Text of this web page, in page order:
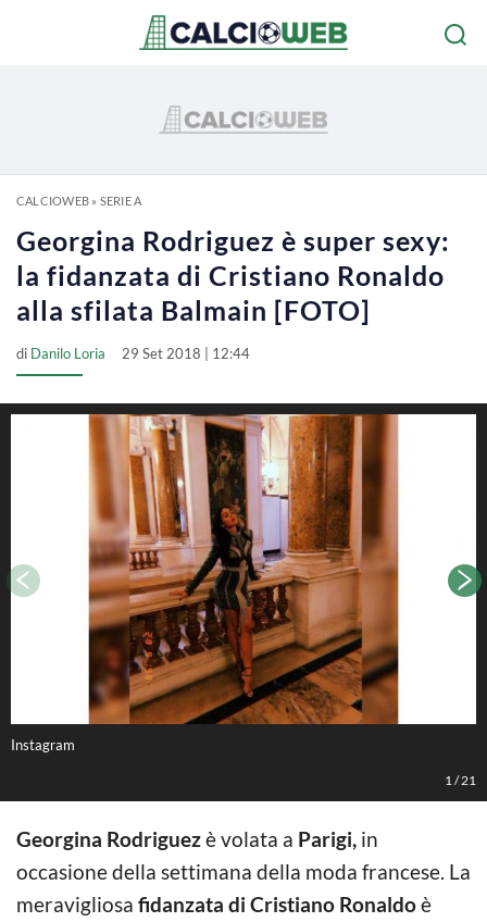
CALCIOWEB» SERIE A
Georgina Rodriguez è super sexy:
la fidanzata di Cristiano Ronaldo
alla sfilata Balmain [FOTO]
di Danilo Loria 29 Set 2018 | 12:44
Instagram
1 /21
Georgina Rodriguezè volata a Parigi, in
occasione della settimana della moda francese. La
meravigliosa fidanzata di Cristiano Ronaldoè